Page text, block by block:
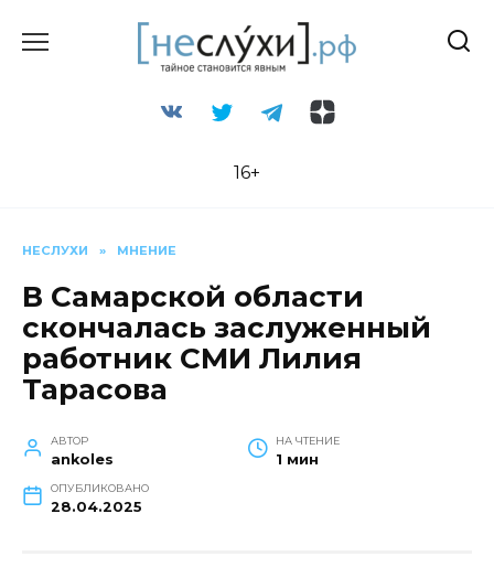
16+
НЕСЛУХИ » МНЕНИЕ
В Самарской области
скончалась заслуженный
работник СМИ Лилия
Тарасова
АВТОР
ankoles
НА ЧТЕНИЕ
1 мин
ОПУБЛИКОВАНО
28.04.2025